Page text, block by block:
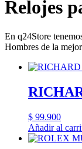
Relojes
En q24Store
Hombres de la
$ 99.900
Añadir al